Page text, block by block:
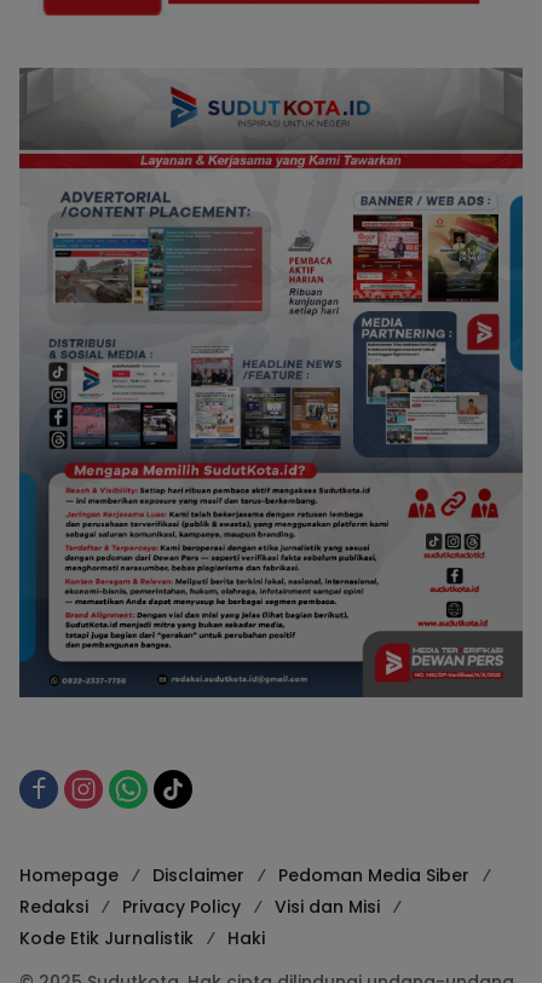
Homepage Disclaimer
Pedoman Media Siber
Redaksi
Privacy Policy
Visi dan Misi
Kode Etik Jurnalistik
Haki